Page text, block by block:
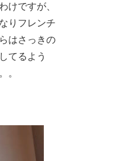
けですが、
りフレンチ
はさっきの
てるよう
。